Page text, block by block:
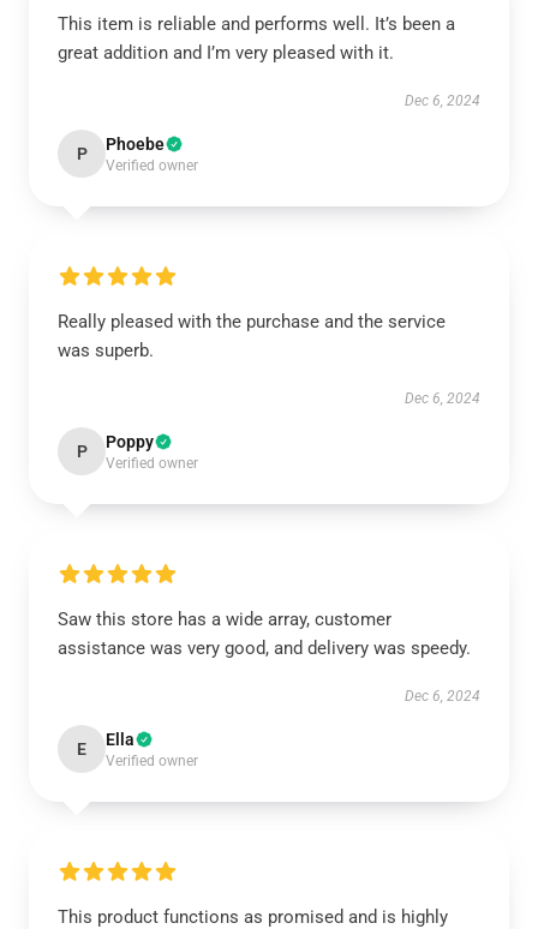
This item is reliable and performs well. It’s been a
great addition and I’m very pleased with it.
Dec 6, 2024
P Phoebe
Verified owner
Really pleased with the purchase and the service
was superb.
Dec 6, 2024
P Poppy
Verified owner
Saw this store has a wide array, customer
assistance was very good, and delivery was speedy.
Dec 6, 2024
E Ella
Verified owner
This product functions as promised and is highly